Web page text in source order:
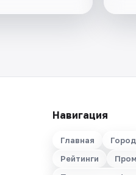
Навигация
Главная
Рейтинги